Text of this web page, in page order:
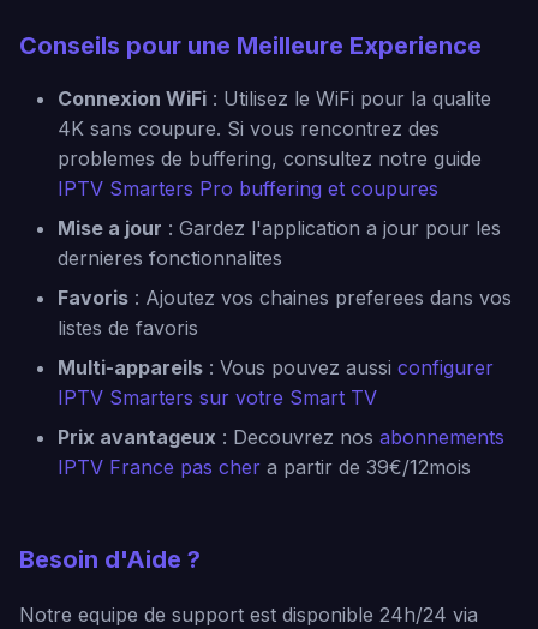
Conseils pour une Meilleure Experience
Connexion WiFi : Utilisez le WiFi pour la qualite
4K sans coupure. Si vous rencontrez des
problemes de buffering, consultez notre guide
IPTV Smarters Pro buffering et coupures
Mise a jour : Gardez l'application a jour pour les
dernieres fonctionnalites
Favoris : Ajoutez vos chaines preferees dans vos
listes de favoris
Multi-appareils : Vous pouvez aussi configurer
IPTV Smarters sur votre Smart TV
Prix avantageux : Decouvrez nos abonnements
IPTV France pas cher a partir de 39€/12mois
Besoin d'Aide ?
Notre equipe de support est disponible 24h/24 via